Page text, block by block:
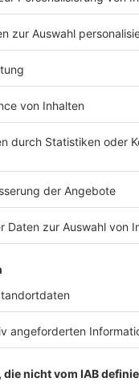
DIREKTEN Weg von
auch wenn es
ganze Natur: Viele
bei dem Wetter mit
auf jeden
ganze Jahr mit dem